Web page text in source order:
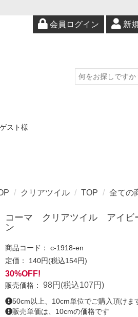
会員ログイン 新
スト様
クリアツイル TOP 全ての
コーマ クリアツイル アイビ
ン
商品コード：
c-1918-en
定価：
140円(税込154円)
30%OFF!
販売価格： 98円(税込107円)
50cm以上、10cm単位でご購入頂けま
販売単価は、10cmの価格です